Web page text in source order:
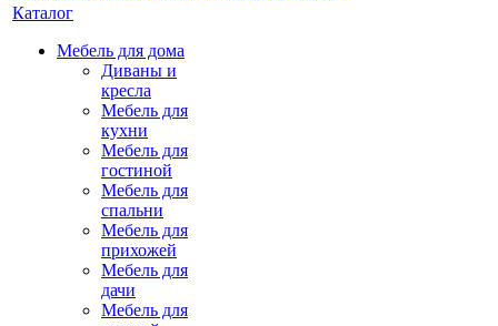
Каталог
Мебель для дома
Диваны и
кресла
Мебель для
кухни
Мебель для
гостиной
Мебель для
спальни
Мебель для
прихожей
Мебель для
дачи
Мебель для